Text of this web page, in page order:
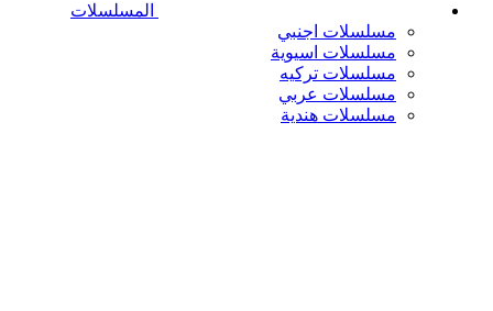
المسلسلات
مسلسلات اجنبي
مسلسلات اسيوية
مسلسلات تركيه
مسلسلات عربي
مسلسلات هندية